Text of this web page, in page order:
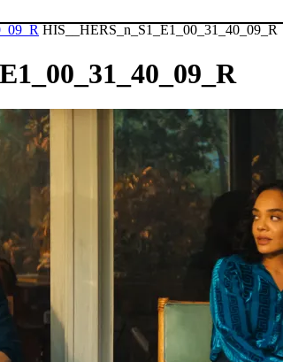
HIS__HERS_n_S1_E1_00_31_40_09_R